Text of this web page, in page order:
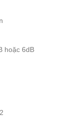
hoặc 6dB